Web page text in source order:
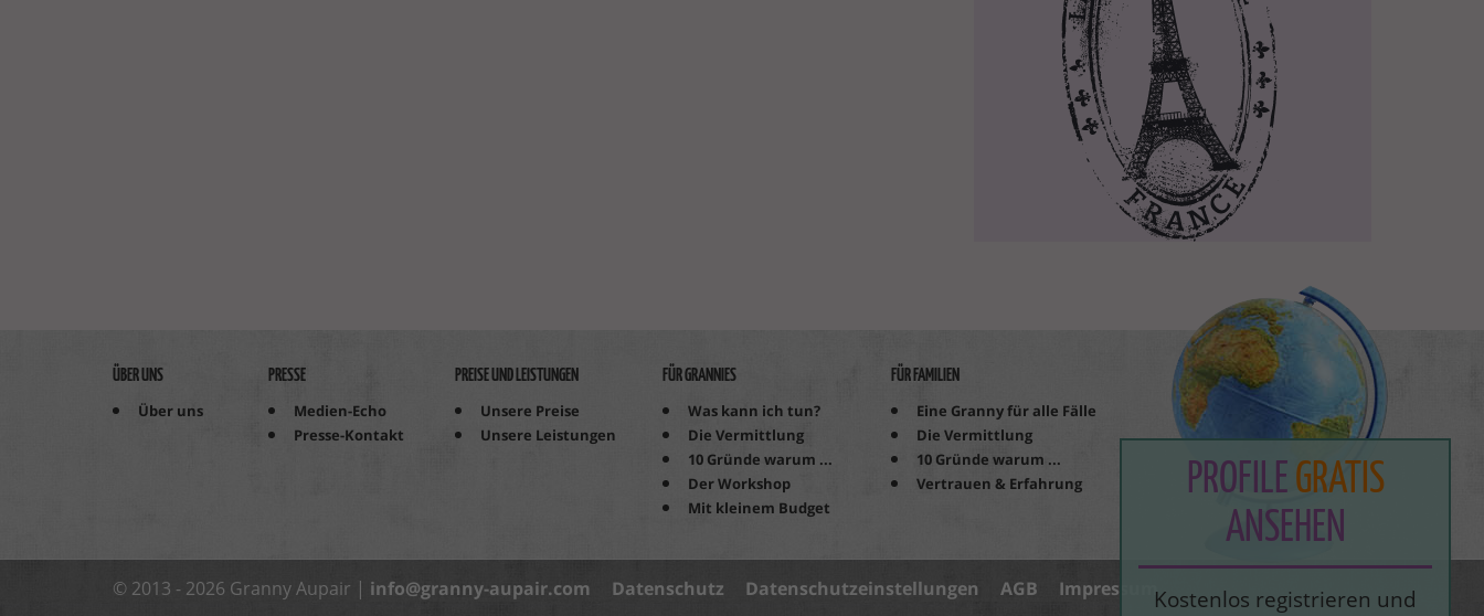
PROFILE GRATIS
ANSEHEN
Kostenlos registrieren und
ÜBER UNS
Über uns
PRESSE
Medien-Echo
Presse-Kontakt
PREISE UND LEISTUNGEN
Unsere Preise
Unsere Leistungen
FÜR GRANNIES
Was kann ich tun?
Die Vermittlung
10 Gründe warum ...
Der Workshop
Mit kleinem Budget
FÜR FAMILIEN
Eine Granny für alle Fälle
Die Vermittlung
10 Gründe warum ...
Vertrauen & Erfahrung
© 2013 - 2026 Granny Aupair | info@granny-aupair.com Datenschutz Datenschutzeinstellungen AGB Impressum